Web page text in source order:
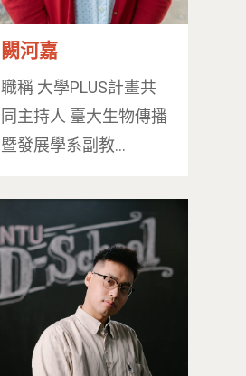
闕河嘉
職稱 大學PLUS計畫共
同主持人 臺大生物傳播
暨發展學系副教…
Address : 100047臺北
Research Excellence.
Siyuan St, Zhongzheng
Taipei City 100047,